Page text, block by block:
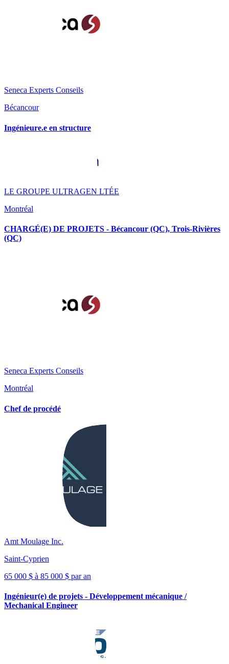
Seneca Experts Conseils
Bécancour
Ingénieure.e en structure
LE GROUPE ULTRAGEN LTÉE
Montréal
CHARGÉ(E) DE PROJETS - Bécancour (QC), Trois-Rivières
(QC)
Seneca Experts Conseils
Montréal
Chef de procédé
Amt Moulage Inc.
Saint-Cyprien
65 000 $ à 85 000 $ par an
Ingénieur(e) de projets - Développement mécanique /
Mechanical Engineer